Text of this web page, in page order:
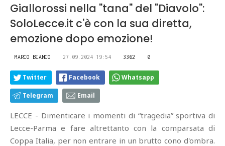
Giallorossi nella "tana" del "Diavolo":
SoloLecce.it c'è con la sua diretta,
emozione dopo emozione!
MARCO BIANCO 27.09.2024 19:54 3362 0
Twitter Facebook Whatsapp
Telegram Email
LECCE - Dimenticare i momenti di “tragedia” sportiva di
Lecce-Parma e fare altrettanto con la comparsata di
Coppa Italia, per non entrare in un brutto cono d'ombra.